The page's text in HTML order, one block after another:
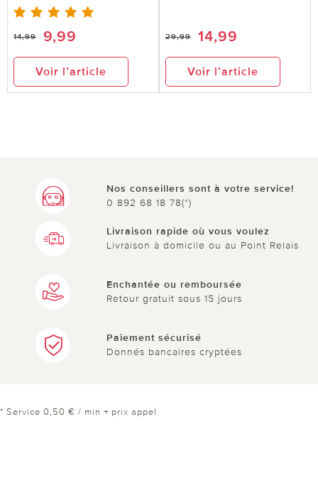
14,99 9,99
Voir l’article
29,99 14,99
Voir l’article
Nos conseillers sont à votre service!
0 892 68 18 78(*)
Livraison rapide où vous voulez
Livraison à domicile ou au Point Relais
Enchantée ou remboursée
Retour gratuit sous 15 jours
Paiement sécurisé
Donnés bancaires cryptées
* Service 0,50 € / min + prix appel